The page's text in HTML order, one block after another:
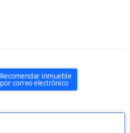
Recomendar inmueble
por correo electrónico